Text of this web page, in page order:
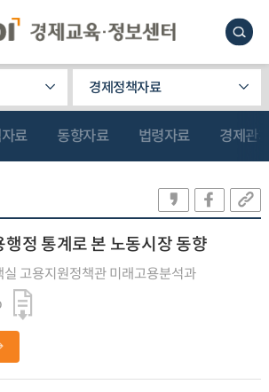
경제정책자료
료 동향자료 법령자료 경제관
정 통계로 본 노동시장 동향
고용지원정책관 미래고용분석과